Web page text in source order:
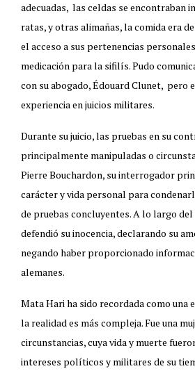
adecuadas, las celdas se encontraban
ratas, y otras alimañas, la comida era
el acceso a sus pertenencias
medicación para la sifilís. Pudo
con su abogado, Édouard Clunet, pero
experiencia en juicios militares.
Durante su juicio, las pruebas en su
principalmente manipuladas o
Pierre Bouchardon, su interrogador
carácter y vida personal para
de pruebas concluyentes. A lo largo
defendió su inocencia, declarando su
negando haber proporcionado
alemanes.
Mata Hari ha sido recordada como una
la realidad es más compleja. Fue una
circunstancias, cuya vida y muerte
intereses políticos y militares de su